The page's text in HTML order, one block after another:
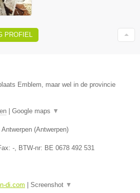
PROFIEL
Emblem, maar wel in de provincie
Google maps ▼
Antwerpen (Antwerpen)
- , BTW-nr: BE 0678 492 531
di.com Screenshot ▼